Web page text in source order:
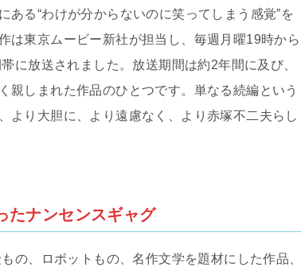
ある“わけが分からないのに笑ってしまう感覚”を
は東京ムービー新社が担当し、毎週月曜19時から
に放送されました。放送期間は約2年間に及び、
親しまれた作品のひとつです。単なる続編という
より大胆に、より遠慮なく、より赤塚不二夫らし
たナンセンスギャグ
の、ロボットもの、名作文学を題材にした作品